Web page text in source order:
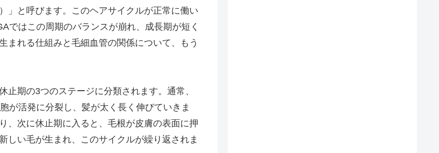
」と呼びます。このヘアサイクルが正常に働い
ではこの周期のバランスが崩れ、成長期が短く
まれる仕組みと毛細血管の関係について、もう
期の3つのステージに分類されます。通常、
が活発に分裂し、髪が太く長く伸びていきま
、次に休止期に入ると、毛根が皮膚の表面に押
しい毛が生まれ、このサイクルが繰り返されま